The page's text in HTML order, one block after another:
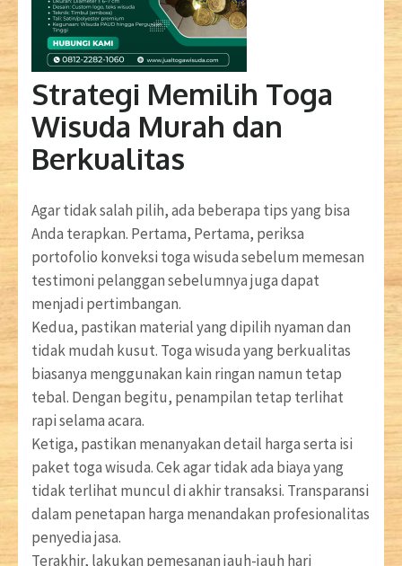
Strategi Memilih Toga
Wisuda Murah dan
Berkualitas
Agar tidak salah pilih, ada beberapa tips yang bisa
Anda terapkan. Pertama, Pertama, periksa
portofolio konveksi toga wisuda sebelum memesan
testimoni pelanggan sebelumnya juga dapat
menjadi pertimbangan.
Kedua, pastikan material yang dipilih nyaman dan
tidak mudah kusut. Toga wisuda yang berkualitas
biasanya menggunakan kain ringan namun tetap
tebal. Dengan begitu, penampilan tetap terlihat
rapi selama acara.
Ketiga, pastikan menanyakan detail harga serta isi
paket toga wisuda. Cek agar tidak ada biaya yang
tidak terlihat muncul di akhir transaksi. Transparansi
dalam penetapan harga menandakan profesionalitas
penyedia jasa.
Terakhir, lakukan pemesanan jauh-jauh hari